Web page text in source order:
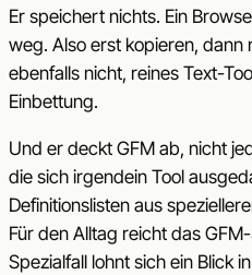
Er speichert nichts. Ein
weg. Also erst kopieren, dann
ebenfalls nicht, reines Text-
Einbettung.
Und er deckt GFM ab, nicht
die sich irgendein Tool
Definitionslisten aus
Für den Alltag reicht das
Spezialfall lohnt sich ein Blick